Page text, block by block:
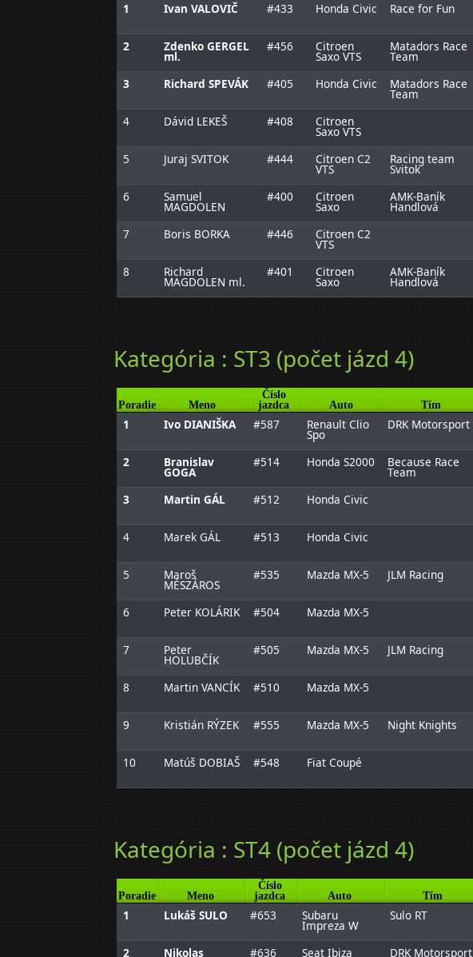
1 Ivan VALOVIČ #433 Honda Civic Race for Fun
2 Zdenko GERGEL
ml.
#456 Citroen
Saxo VTS
Matadors Race
Team
3 Richard SPEVÁK #405 Honda Civic Matadors Race
Team
4 Dávid LEKEŠ #408 Citroen
Saxo VTS
5 Juraj SVITOK #444 Citroen C2
VTS
Racing team
Svitok
6 Samuel
MAGDOLEN
#400 Citroen
Saxo
AMK-Baník
Handlová
7 Boris BORKA #446 Citroen C2
VTS
8 Richard
MAGDOLEN ml.
#401 Citroen
Saxo
AMK-Baník
Handlová
Kategória : ST3 (počet jázd 4)
Poradie Meno
Číslo
jazdca
Auto Tím
1 Ivo DIANIŠKA #587 Renault Clio
Spo
DRK Motorsport
2 Branislav
GOGA
#514 Honda S2000 Because Race
Team
3 Martin GÁL #512 Honda Civic
4 Marek GÁL #513 Honda Civic
5 Maroš
MÉSZÁROS
#535 Mazda MX-5 JLM Racing
6 Peter KOLÁRIK #504 Mazda MX-5
7 Peter
HOLUBČÍK
#505 Mazda MX-5 JLM Racing
8 Martin VANCÍK #510 Mazda MX-5
9 Kristián RÝZEK #555 Mazda MX-5 Night Knights
10 Matúš DOBIAŠ #548 Fiat Coupé
Kategória : ST4 (počet jázd 4)
Poradie Meno
Číslo
jazdca
Auto Tím
1 Lukáš SULO #653 Subaru
Impreza W
Sulo RT
2 Nikolas #636 Seat Ibiza DRK Motorsport